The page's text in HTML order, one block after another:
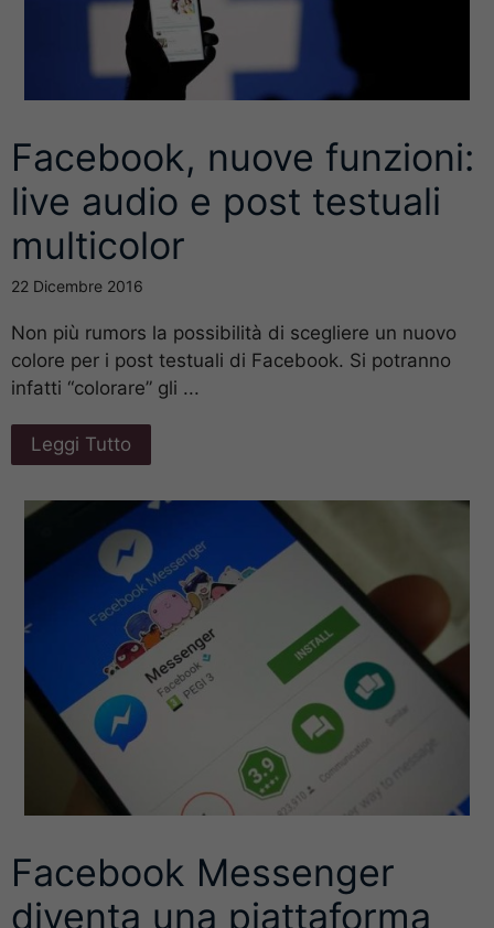
Facebook, nuove funzioni:
live audio e post testuali
multicolor
22 Dicembre 2016
Non più rumors la possibilità di scegliere un nuovo
colore per i post testuali di Facebook. Si potranno
infatti “colorare” gli ...
Leggi Tutto
Facebook Messenger
diventa una piattaforma